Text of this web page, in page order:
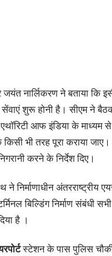
नार्लिकरण ने बताया कि
शुरू होनी है। सीएम ने बैठक
एथॉरिटी आफ इंडिया के माध्यम
भी तरह पूरा कराया जाए।
करने के निर्देश दिए।
निर्माणाधीन अंतरराष्ट्रीय
बिल्डिंग निर्माण संबंधी
है ।
स्टेशन के पास पुलिस